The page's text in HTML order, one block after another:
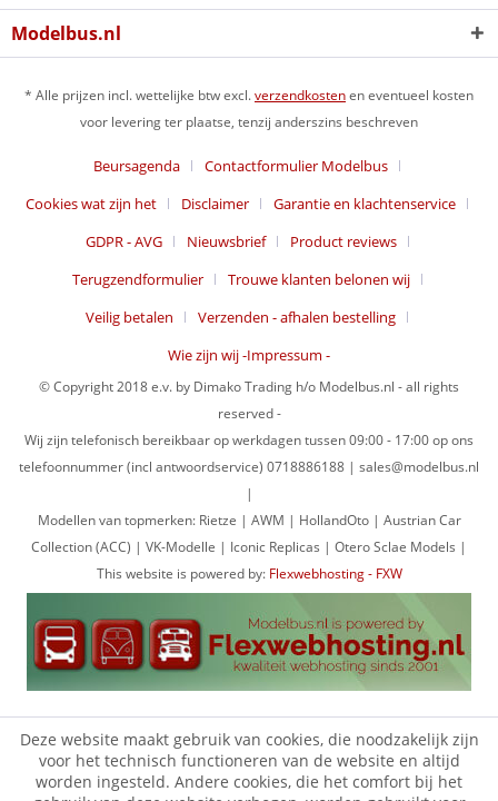
Modelbus.nl
* Alle prijzen incl. wettelijke btw excl.verzendkostenen eventueel kosten
voor levering ter plaatse, tenzij anderszins beschreven
Beursagenda
Contactformulier Modelbus
Cookies wat zijn het
Disclaimer
Garantie en klachtenservice
GDPR - AVG
Nieuwsbrief
Product reviews
Terugzendformulier
Trouwe klanten belonen wij
Veilig betalen
Verzenden - afhalen bestelling
Wie zijn wij -Impressum -
© Copyright 2018 e.v. by Dimako Trading h/o Modelbus.nl - all rights
reserved -
Wij zijn telefonisch bereikbaar op werkdagen tussen 09:00 - 17:00 op ons
telefoonnummer (incl antwoordservice) 0718886188 | sales@modelbus.nl
|
Modellen van topmerken: Rietze | AWM | HollandOto | Austrian Car
Collection (ACC) | VK-Modelle | Iconic Replicas | Otero Sclae Models |
This website is powered by: Flexwebhosting - FXW
Deze website maakt gebruik van cookies, die noodzakelijk zijn
voor het technisch functioneren van de website en altijd
worden ingesteld. Andere cookies, die het comfort bij het